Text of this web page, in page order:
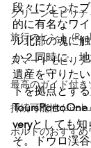
グリーンモビリ
旅行のヒント
スマートモビリ
最高のガイド付き
持続可能性
ポルトのおすす
段々になった
的に有名なワ
ル北部の魂に
か？同時に、
遺産を守りた
トを拠点とする
veryとしても知
そ。ドウロ渓